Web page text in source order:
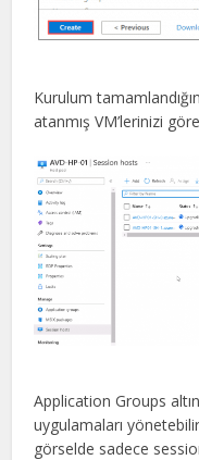
Kurulum
atanmış VM’lerinizi
Application Groups
uygulamaları
görselde sadece